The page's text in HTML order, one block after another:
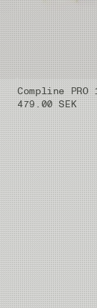
i alla led.
Compline PRO
479.00 SEK